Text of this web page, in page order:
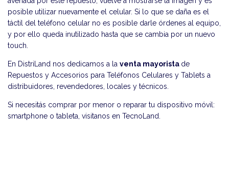
posible utilizar nuevamente el celular. Si lo que se daña es el
táctil del teléfono celular no es posible darle órdenes al equipo,
y por ello queda inutilizado hasta que se cambia por un nuevo
touch.
En DistriLand nos dedicamos a la venta mayorista de
Repuestos y Accesorios para Teléfonos Celulares y Tablets a
distribuidores, revendedores, locales y técnicos.
Si necesitás comprar por menor o reparar tu dispositivo móvil:
smartphone o tableta, visitanos en TecnoLand